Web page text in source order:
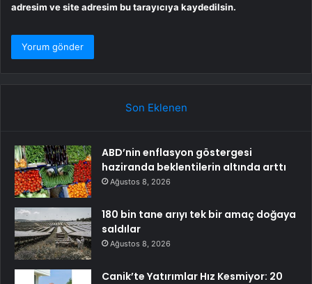
adresim ve site adresim bu tarayıcıya kaydedilsin.
Son Eklenen
ABD’nin enflasyon göstergesi
haziranda beklentilerin altında arttı
Ağustos 8, 2026
180 bin tane arıyı tek bir amaç doğaya
saldılar
Ağustos 8, 2026
Canik’te Yatırımlar Hız Kesmiyor: 20